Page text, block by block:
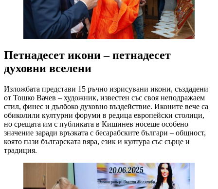
Петнадесет икони – петнадесет
духовни вселени
Изложбата представи 15 ръчно изрисувани икони, създадени
от Тошко Вачев – художник, известен със своя неподражаем
стил, финес и дълбоко духовно въздействие. Иконите вече са
обиколили културни форуми в редица европейски столици,
но срещата им с публиката в Кишинев носеше особено
значение заради връзката с бесарабските българи – общност,
която пази българската вяра, език и култура със сърце и
традиция.